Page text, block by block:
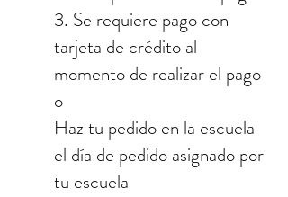
3. Se requiere pago con
tarjeta de crédito al
momento de realizar el pago
o
Haz tu pedido en la escuela
el día de pedido asignado por
tu escuela